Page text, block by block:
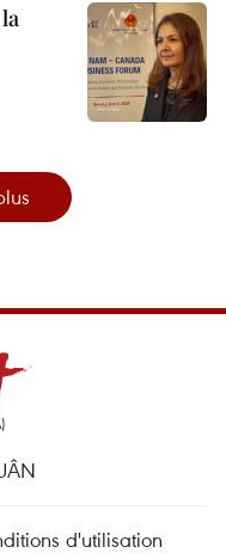
d'utilisation